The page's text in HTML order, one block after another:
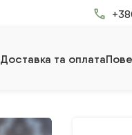
Доставка та оплата